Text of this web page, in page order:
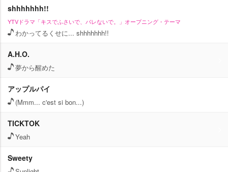
shhhhhhh!!
YTVドラマ「キスでふさいで、バレないで。」オープニング・テーマ
わかってるくせに... shhhhhhh!!
A.H.O.
夢から醒めた
アップルパイ
(Mmm... c'est si bon...)
TICKTOK
Yeah
Sweety